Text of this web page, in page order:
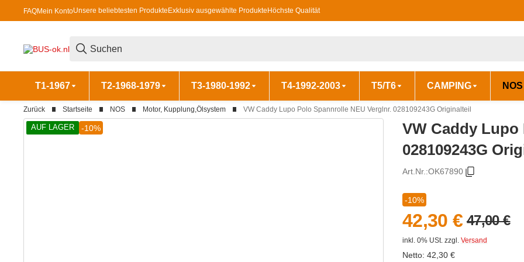
FAQMein KontoUnsere beliebtesten Produkte Exklusiv ausgewählte Produkte Höchste Qualität
T1-1967 T2-1968-1979 T3-1980-1992 T4-1992-2003 T5/T6 CAMPING NOS
Zurück Startseite NOS Motor, Kupplung,Ölsystem VW Caddy Lupo Polo Spannrolle NEU Verglnr. 028109243G Originalteil
AUF LAGER -10%
VW Caddy Lupo
028109243G
Art.Nr.:OK67890
-10%
42,30 € 47,00 €
inkl. 0% USt. zzgl. Versand
Netto: 42,30 €